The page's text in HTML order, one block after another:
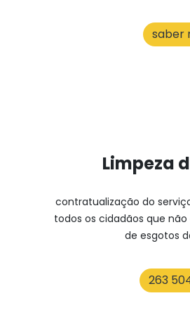
saber
Limpeza
contratualização do
todos os cidadãos que
de esgotos
263